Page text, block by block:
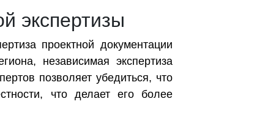
экспертизы
проектной документации
независимая экспертиза
позволяет убедиться, что
что делает его более